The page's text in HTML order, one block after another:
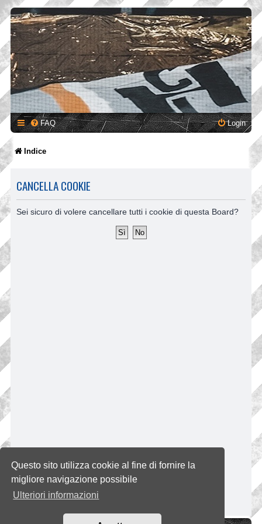
Questo sito utilizza cookie al fine di fornire la
migliore navigazione possibile
Ulteriori informazioni
FAQ Login
Indice
CANCELLA COOKIE
Sei sicuro di volere cancellare tutti i cookie di questa Board?